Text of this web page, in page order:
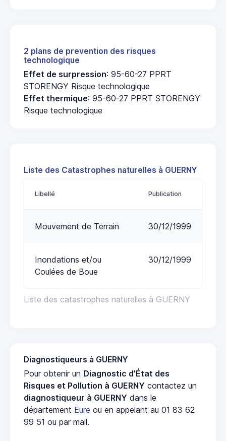
2 plans de prevention des risques
technologique
Effet de surpression: 95-60-27 PPRT
STORENGY Risque technologique
Effet thermique: 95-60-27 PPRT STORENGY
Risque technologique
Liste des Catastrophes naturelles à GUERNY
Liste des catastrophes naturelles à GUERNY
Libellé Publication
Mouvement de Terrain 30/12/1999
Inondations et/ou
Coulées de Boue
30/12/1999
Diagnostiqueurs à GUERNY
Pour obtenir un Diagnostic d'État des
Risques et Pollution à GUERNY contactez un
diagnostiqueur à GUERNY dans le
département Eure ou en appelant au 01 83 62
99 51 ou par mail.